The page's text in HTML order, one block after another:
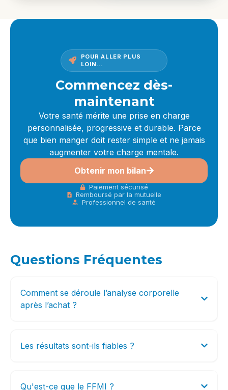
POUR ALLER PLUS
LOIN…
Commencez dès-
maintenant
Votre santé mérite une prise en charge
personnalisée, progressive et durable. Parce
que bien manger doit rester simple et ne jamais
augmenter votre charge mentale.
Obtenir mon bilan
Paiement sécurisé
Remboursé par la mutuelle
Professionnel de santé
Questions Fréquentes
Comment se déroule l’analyse corporelle
après l’achat ?
Les résultats sont-ils fiables ?
Qu'est-ce que le FFMI ?